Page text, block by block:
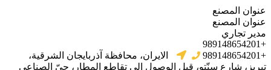
عنوان المصنع
عنوان المصنع
مدير تجاري
+989148654201
+989148654201
الایران، محافظة آذربایجان الشرقیة،
تبریز، شارع سنّتو، قبل الوصول إلى تقاطع المطار، حيّ الصناعي